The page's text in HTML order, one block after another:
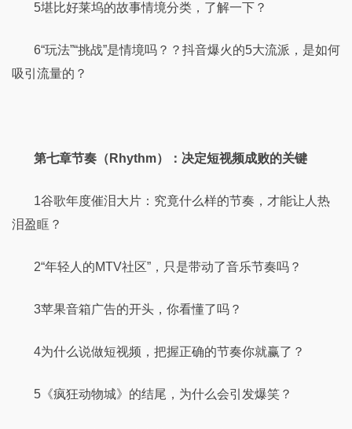
5堪比好莱坞的故事情境分类，了解一下？
6“玩法”“挑战”是情境吗？？抖音爆火的5大流派，是如何
吸引流量的？
第七章节奏（Rhythm）：决定短视频成败的关键
1谷歌年度催泪大片：究竟什么样的节奏，才能让人热
泪盈眶？
2“年轻人的MTV社区”，只是带动了音乐节奏吗？
3苹果音箱广告的开头，你看懂了吗？
4为什么说做短视频，把握正确的节奏你就赢了？
5《疯狂动物城》的结尾，为什么会引发爆笑？